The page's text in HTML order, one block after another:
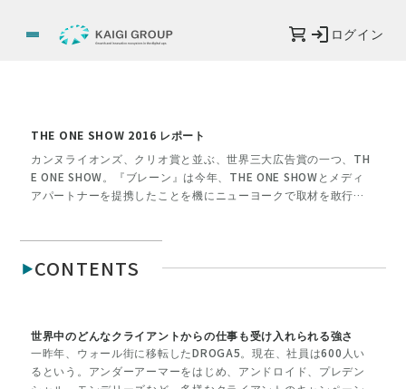
ログイン
THE ONE SHOW 2016 レポート
カンヌライオンズ、クリオ賞と並ぶ、世界三大広告賞の一つ、TH
E ONE SHOW。『ブレーン』は今年、THE ONE SHOWとメディ
アパートナーを提携したことを機にニューヨークで取材を敢行し
ているのか。その組織のあり方とともに考えます。
CONTENTS
世界中のどんなクライアントからの仕事も受け入れられる強さ
一昨年、ウォール街に移転したDROGA5。現在、社員は600人い
るという。アンダーアーマーをはじめ、アンドロイド、プレデン